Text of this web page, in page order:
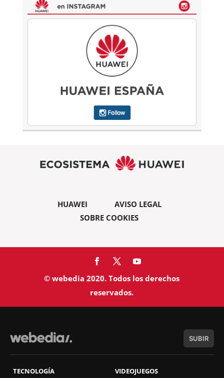
HUAWEI
AVISO LEGAL
SOBRE COOKIES
© webedia 2020. Todos los derechos
reservados.
SUBIR
TECNOLOGÍA
VIDEOJUEGOS